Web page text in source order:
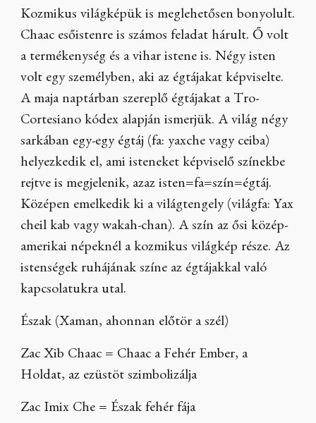
Kozmikus világképük is meglehetősen bonyolult.
Chaac esőistenre is számos feladat hárult. Ő volt
a termékenység és a vihar istene is. Négy isten
volt egy személyben, aki az égtájakat képviselte.
A maja naptárban szereplő égtájakat a Tro-
Cortesiano kódex alapján ismerjük. A világ négy
sarkában egy-egy égtáj (fa: yaxche vagy ceiba)
helyezkedik el, ami isteneket képviselő színekbe
rejtve is megjelenik, azaz isten=fa=szín=égtáj.
Középen emelkedik ki a világtengely (világfa: Yax
cheil kab vagy wakah-chan). A szín az ősi közép-
amerikai népeknél a kozmikus világkép része. Az
istenségek ruhájának színe az égtájakkal való
kapcsolatukra utal.
Észak (Xaman, ahonnan előtör a szél)
Zac Xib Chaac = Chaac a Fehér Ember, a
Holdat, az ezüstöt szimbolizálja
Zac Imix Che = Észak fehér fája